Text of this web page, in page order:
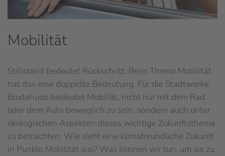
Mobilität
Stillstand bedeutet Rückschritt. Beim Thema Mobilität
hat das eine doppelte Bedeutung. Für die Stadtwerke
Buxtehude bedeutet Mobiliät, nicht nur mit dem Rad
oder dem Auto beweglich zu sein, sondern auch unter
ökologischen Aspekten dieses wichtige Zukunftsthema
zu betrachten: Wie sieht eine klimafreundliche Zukunft
in Punkto Mobilität aus? Was können wir tun, um sie zu